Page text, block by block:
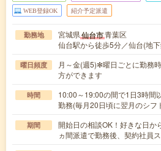
WEB登録OK 紹介予定派遣
勤務地 宮城県仙台市青葉区
仙台駅から徒歩5分／仙台(地
曜日頻度
月～金(週5)✻曜日ごとに勤務
方ができます
時間
10:00～19:00の間で1日3時間
勤務(毎月20日頃に翌月のシ
期間
開始日の相談OK！好きな日か
ヵ間派遣で勤務後、契約社員